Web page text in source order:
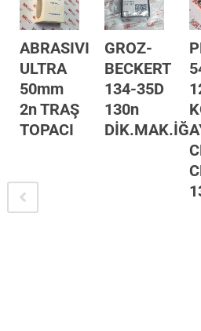
ABRASIVI
ULTRA
50mm
2n TRAŞ
TOPACI
GROZ-
BECKERT
134-35D
130n